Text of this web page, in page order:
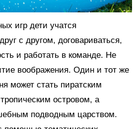
игр дети учатся
с другом, договариваться,
и работать в команде. Не
воображения. Один и тот же
может стать пиратским
островом, а
подводным царством.